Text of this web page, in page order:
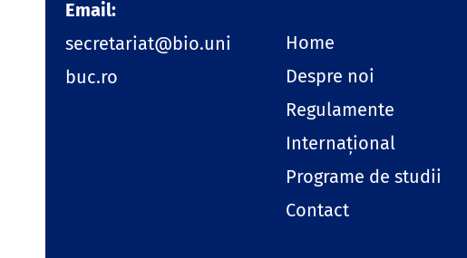
Email:
secretariat@bio.uni
buc.ro
Home
Despre noi
Regulamente
Internațional
Programe de studii
Contact